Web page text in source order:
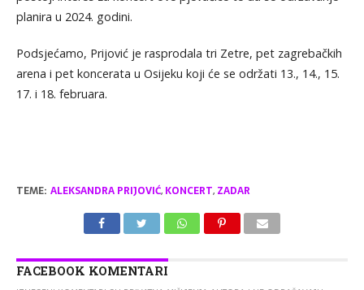
planira u 2024. godini.
Podsjećamo, Prijović je rasprodala tri Zetre, pet zagrebačkih
arena i pet koncerata u Osijeku koji će se održati 13., 14., 15.
17. i 18. februara.
TEME: ALEKSANDRA PRIJOVIĆ, KONCERT, ZADAR
FACEBOOK KOMENTARI